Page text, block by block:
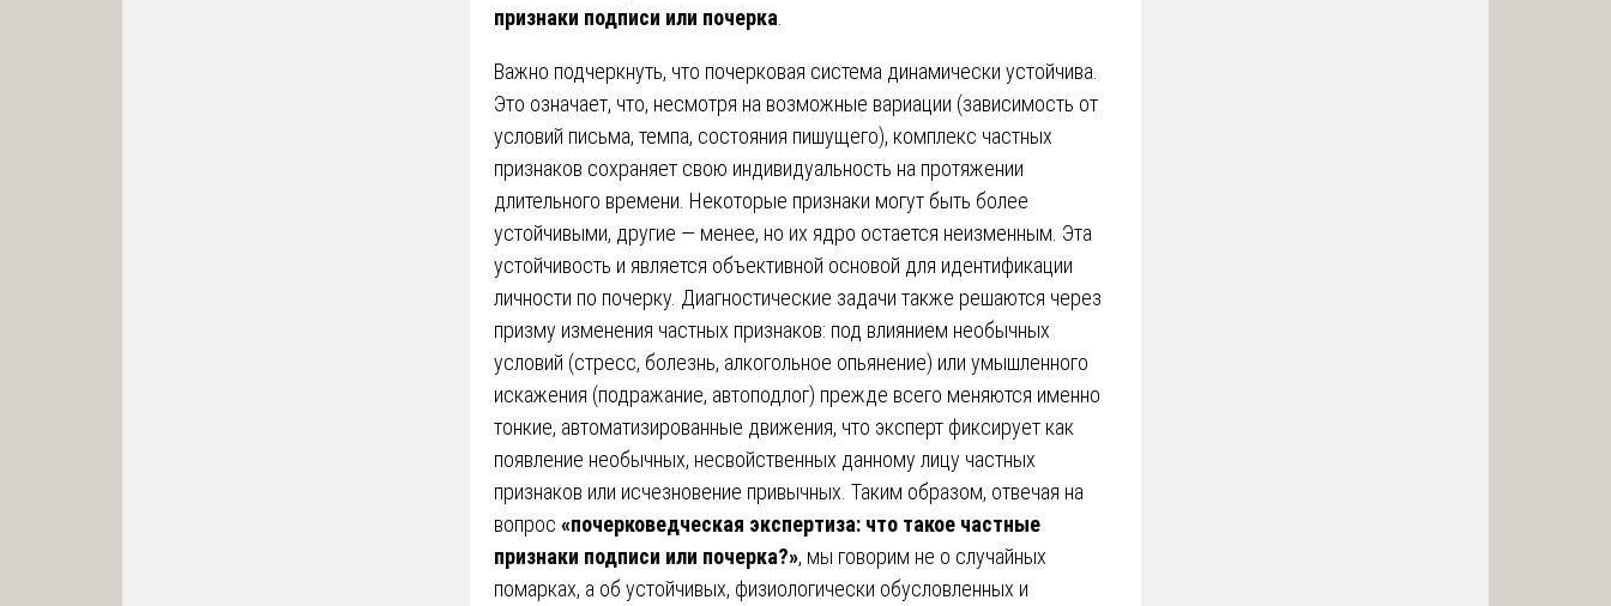
признаки подписи или почерка
Важно подчеркнуть, что почерковая система динамически устойчива.
Это означает, что, несмотря на возможные вариации (зависимость от
условий письма, темпа, состояния пишущего), комплекс частных
признаков сохраняет свою индивидуальность на протяжении
длительного времени. Некоторые признаки могут быть более
устойчивыми, другие — менее, но их ядро остается неизменным. Эта
устойчивость и является объективной основой для идентификации
личности по почерку. Диагностические задачи также решаются через
призму изменения частных признаков: под влиянием необычных
условий (стресс, болезнь, алкогольное опьянение) или умышленного
искажения (подражание, автоподлог) прежде всего меняются именно
тонкие, автоматизированные движения, что эксперт фиксирует как
появление необычных, несвойственных данному лицу частных
признаков или исчезновение привычных. Таким образом, отвечая на
вопрос «почерковедческая экспертиза: что такое частные
признаки подписи или почерка?», мы говорим не о случайных
помарках, а об устойчивых, физиологически обусловленных и